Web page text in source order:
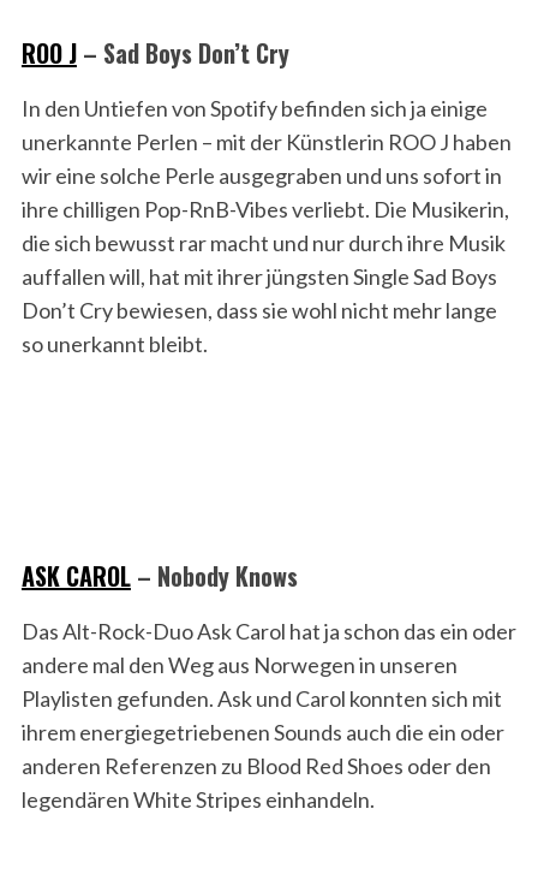
ROO J– Sad Boys Don’t Cry
In den Untiefen von Spotify befinden sich ja einige
unerkannte Perlen – mit der Künstlerin ROO J haben
wir eine solche Perle ausgegraben und uns sofort in
ihre chilligen Pop-RnB-Vibes verliebt. Die Musikerin,
die sich bewusst rar macht und nur durch ihre Musik
auffallen will, hat mit ihrer jüngsten Single Sad Boys
Don’t Cry bewiesen, dass sie wohl nicht mehr lange
so unerkannt bleibt.
ASK CAROL– Nobody Knows
Das Alt-Rock-Duo Ask Carol hat ja schon das ein oder
andere mal den Weg aus Norwegen in unseren
Playlisten gefunden. Ask und Carol konnten sich mit
ihrem energiegetriebenen Sounds auch die ein oder
anderen Referenzen zu Blood Red Shoes oder den
legendären White Stripes einhandeln.